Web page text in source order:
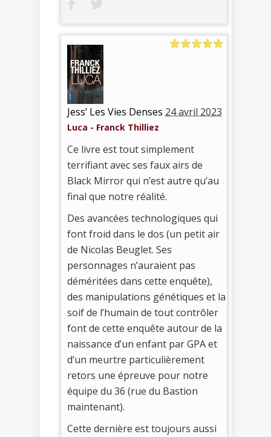
Jess’ Les Vies Denses 24 avril 2023
Luca - Franck Thilliez
Ce livre est tout simplement
terrifiant avec ses faux airs de
Black Mirror qui n’est autre qu’au
final que notre réalité.
Des avancées technologiques qui
font froid dans le dos (un petit air
de Nicolas Beuglet. Ses
personnages n’auraient pas
déméritées dans cette enquête),
des manipulations génétiques et la
soif de l’humain de tout contrôler
font de cette enquête autour de la
naissance d’un enfant par GPA et
d’un meurtre particulièrement
retors une épreuve pour notre
équipe du 36 (rue du Bastion
maintenant).
Cette dernière est toujours aussi